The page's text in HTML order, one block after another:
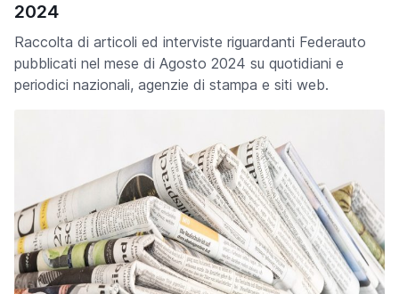
2024
Raccolta di articoli ed interviste riguardanti Federauto
pubblicati nel mese di Agosto 2024 su quotidiani e
periodici nazionali, agenzie di stampa e siti web.